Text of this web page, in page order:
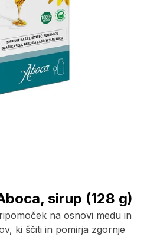
sirup (128 g)
na osnovi medu in
ki ščiti in pomirja zgornje